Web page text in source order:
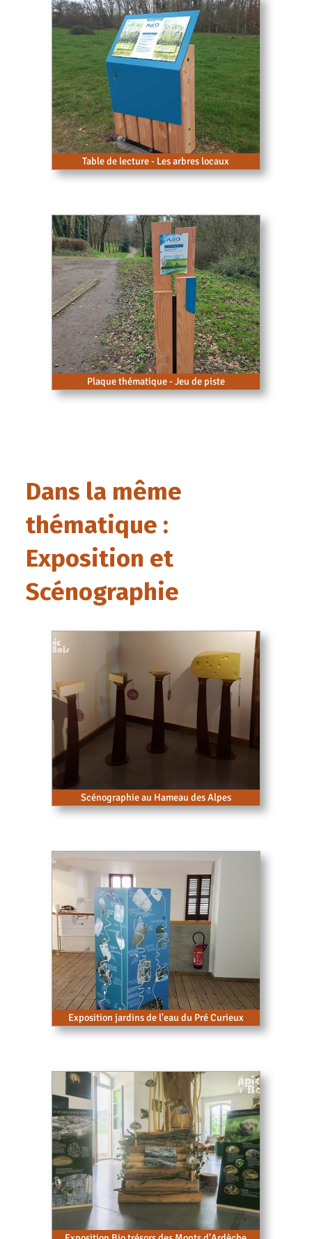
Table de lecture - Les arbres locaux
Plaque thématique - Jeu de piste
Dans la même
thématique :
Exposition et
Scénographie
Scénographie au Hameau des Alpes
Exposition jardins de l'eau du Pré Curieux